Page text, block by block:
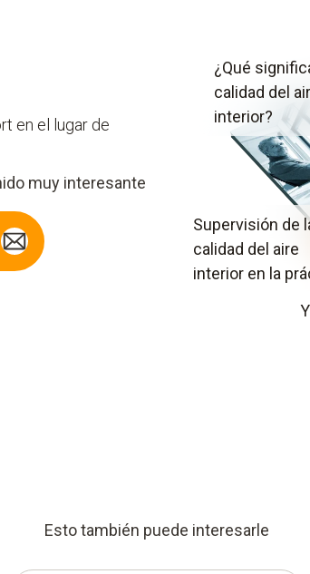
en el lugar de
muy interesante
¿Qué
calidad del
interior?
Supervisión de
calidad del aire
interior en la
Esto también puede interesarle